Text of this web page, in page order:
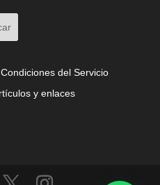
del Servicio
y enlaces